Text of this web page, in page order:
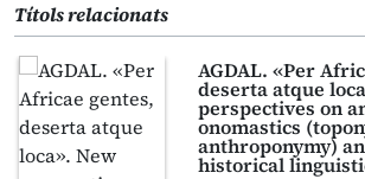
Títols relacionats
AGDAL. «Per
deserta atque
perspectives on
onomastics
anthroponymy)
historical